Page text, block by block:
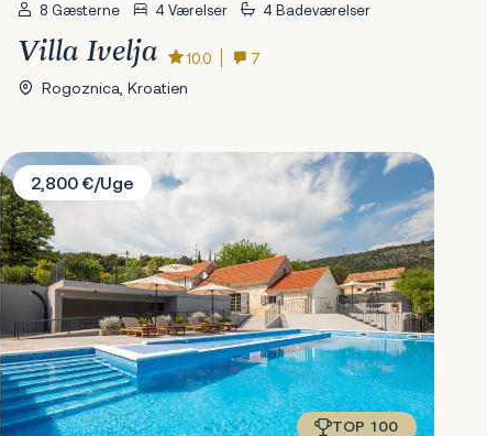
8 Gæsterne 4 Værelser 4 Badeværelser
Villa Ivelja 10.0
7
Rogoznica, Kroatien
Villa Casa di Pietra
2,800 €/Uge
TOP 100